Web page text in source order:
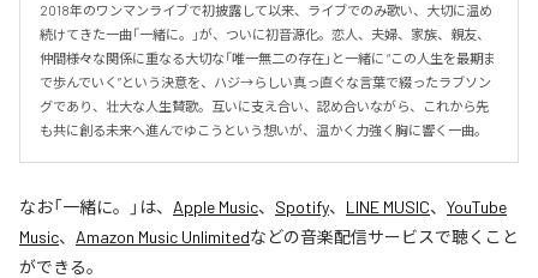
2018年のワンマンライブで初披露して以来、ライブでのみ歌い、大切に温め
続けてきた一曲「一緒に。」が、ついに初音源化。恋人、夫婦、家族、親友、
仲間――様々な関係に重なる大切な「唯一無二の存在」と一緒に “この人生を最期ま
で歩んでいく”という決意を、ハジ→らしい真っ直ぐな言葉で綴ったラブソン
グであり、壮大な人生賛歌。互いに支え合い、認め合いながら、これから先
も共に創る未来へ進んでゆこうという想いが、温かく力強く胸に響く一曲。
なお「一緒に。 」は、 Apple Music、 Spotify、 LINE MUSIC、 YouTube
Music、 Amazon Music Unlimitedなどの音楽配信サービスで聴くこと
ができる。